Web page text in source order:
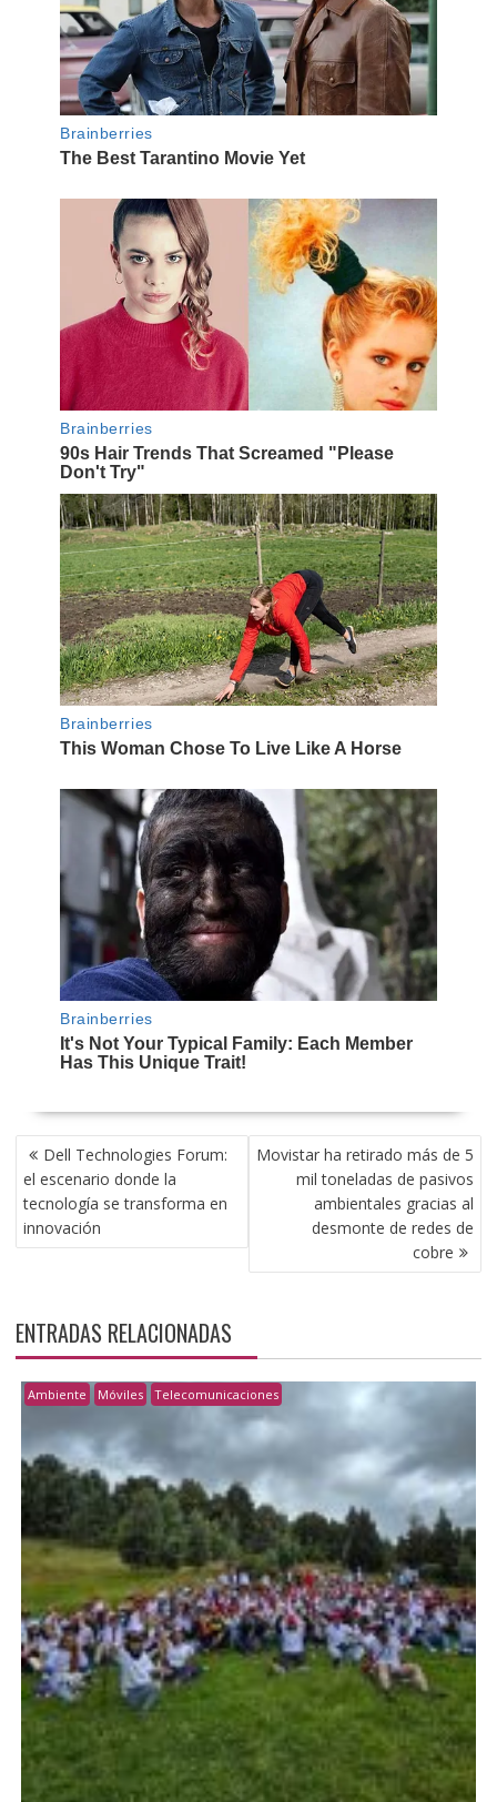
NAVEGACIÓN
DE
ENTRADAS
Dell Technologies Forum:
el escenario donde la
tecnología se transforma en
innovación
Movistar ha retirado más de 5
mil toneladas de pasivos
ambientales gracias al
desmonte de redes de
cobre
ENTRADAS RELACIONADAS
Ambiente Móviles Telecomunicaciones